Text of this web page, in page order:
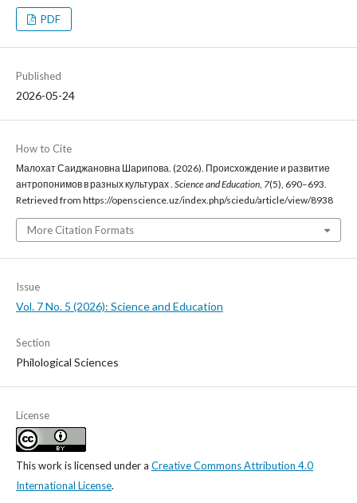
PDF
Published
2026-05-24
How to Cite
Малохат Саиджановна Шарипова. (2026). Происхождение и развитие
антропонимов в разных культурах . Science and Education, 7(5), 690–693.
Retrieved from https://openscience.uz/index.php/sciedu/article/view/8938
More Citation Formats
Issue
Vol. 7 No. 5 (2026): Science and Education
Section
Philological Sciences
License
This work is licensed under a Creative Commons Attribution 4.0
International License.